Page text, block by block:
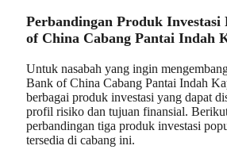
Perbandingan Produk Investasi
of China Cabang Pantai Indah
Untuk nasabah yang ingin
Bank of China Cabang Pantai Indah
berbagai produk investasi yang dapat
profil risiko dan tujuan finansial.
perbandingan tiga produk investasi
tersedia di cabang ini.